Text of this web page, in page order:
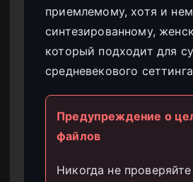
приемлемому, хотя и
синтезированному,
который подходит для
средневекового
Предупреждение о
файлов
Никогда не проверяйте